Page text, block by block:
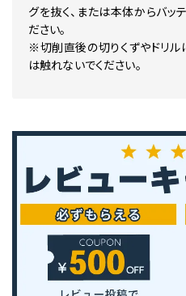
グを抜く、または本体からバッ
ださい。
※切削直後の切りくずやドリル
は触れないでください。